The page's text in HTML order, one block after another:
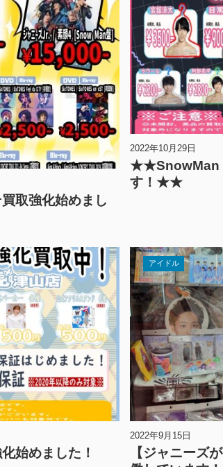
取強化始めまし
2022年10月29日
★★SnowMan
す！★★
始めました！
アイドル
2022年9月15日
【ジャニーズ